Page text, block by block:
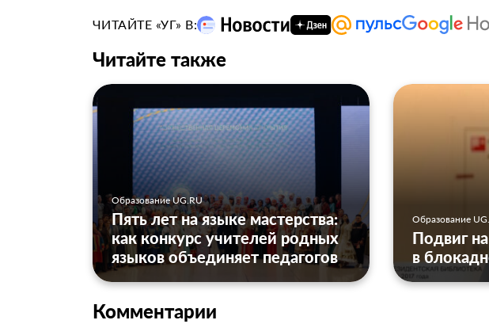
ЧИТАЙТЕ «УГ» В:
Читайте также
Образование UG.RU
Пять лет на языке мастерства:
как конкурс учителей родных
языков объединяет педагогов
Образование
Подвиг
в
Комментарии